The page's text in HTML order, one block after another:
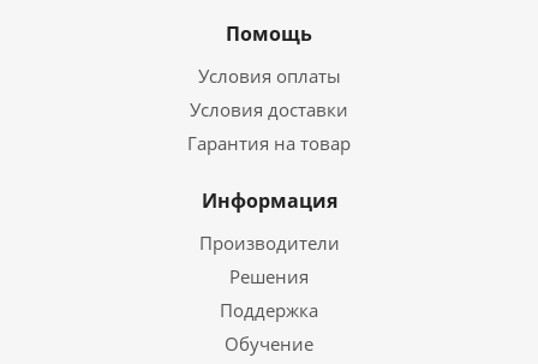
Помощь
Условия оплаты
Условия доставки
Гарантия на товар
Информация
Производители
Решения
Поддержка
Обучение